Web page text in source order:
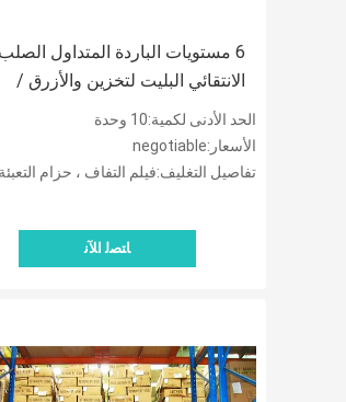
6 مستويات الباردة المتداول الصلب
الانتقائي البليت لتخزين والأزرق /
البرتقال
الحد الأدنى لكمية:10 وحدة
الأسعار:negotiable
تفاصيل التغليف:فيلم التفاف ، حزام التعبئة و شريط خشبي
ﺎﺘﺼﻟ ﺍﻶﻧ